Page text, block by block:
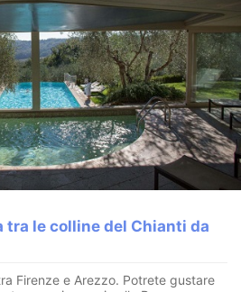
tra le colline del Chianti da
Firenze e Arezzo. Potrete gustare